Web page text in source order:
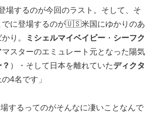
場するのが今回のラスト。そして、そ
でに登場するのが🇺🇸米国にゆかりのあ
り。
ミシェルマイベイビー ・ シーフク
マスターのエミュレート元となった陽気
）・そして日本を離れていたディクタ
4名です」
するってのがそんなに凄いことなんで